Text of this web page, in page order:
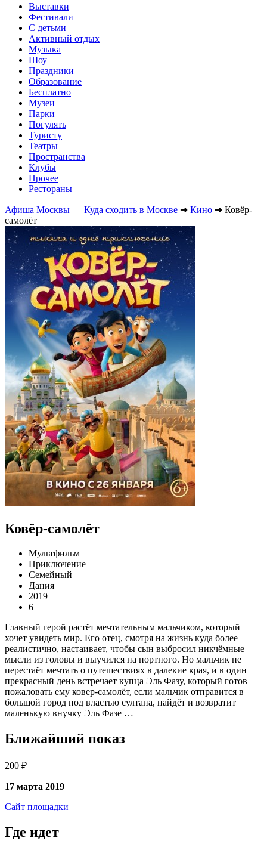
Выставки
Фестивали
С детьми
Активный отдых
Музыка
Шоу
Праздники
Образование
Бесплатно
Музеи
Парки
Погулять
Туристу
Театры
Пространства
Клубы
Прочее
Рестораны
Афиша Москвы — Куда сходить в Москве ➔ Кино ➔ Ковёр-
самолёт
Ковёр-самолёт
Мультфильм
Приключение
Семейный
Дания
2019
6+
Главный герой растёт мечтательным мальчиком, который
хочет увидеть мир. Его отец, смотря на жизнь куда более
реалистично, настаивает, чтобы сын выбросил никчёмные
мысли из головы и выучился на портного. Но мальчик не
перестаёт мечтать о путешествиях в далекие края, и в один
прекрасный день встречает купца Эль Фазу, который готов
пожаловать ему ковер-самолёт, если мальчик отправится в
большой город под властью султана, найдёт и возвратит
маленькую внучку Эль Фазе …
Ближайший показ
200 ₽
17 марта 2019
Сайт площадки
Где идет